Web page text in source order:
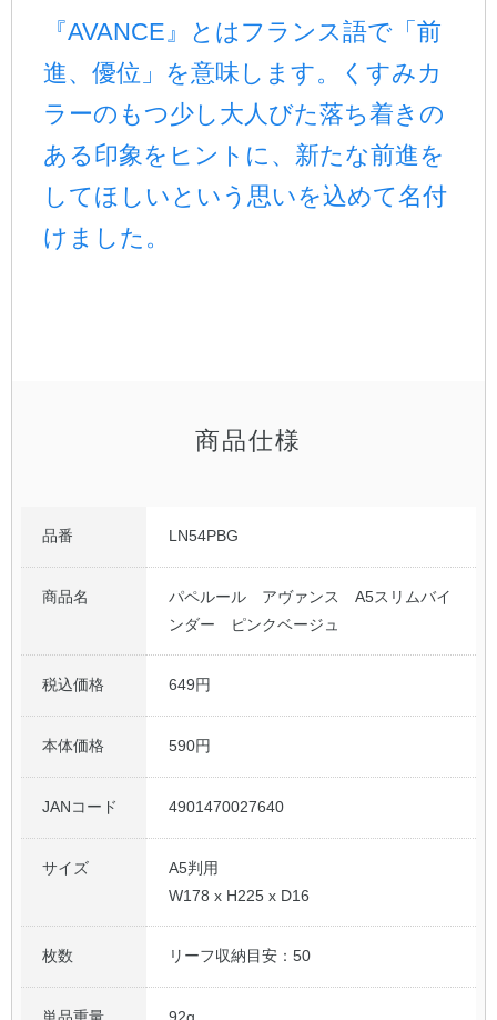
公式アカウント
日本ノート
『AVANCE』とはフランス語で「前
進、優位」を意味します。くすみカ
ラーのもつ少し大人びた落ち着きの
ある印象をヒントに、新たな前進を
してほしいという思いを込めて名付
けました。
商品仕様
品番 LN54PBG
商品名
パペルール アヴァンス A5スリムバイ
ンダー ピンクベージュ
税込価格 649円
本体価格 590円
JANコード 4901470027640
サイズ
A5判用
W178 x H225 x D16
枚数 リーフ収納目安：50